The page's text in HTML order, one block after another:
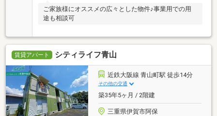
ご家族様にオススメの広々とした物件♪事業用での用
途も相談可
賃貸アパート シティライフ青山
近鉄大阪線 青山町駅 徒歩14分
その他の交通
築35年5ヶ月 / 2階建
三重県伊賀市阿保